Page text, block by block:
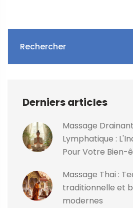
Rechercher
Derniers articles
Massage Drainant
Lymphatique :
Pour Votre Bien-
Massage Thai :
traditionnelle et
modernes